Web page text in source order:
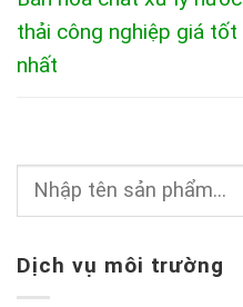
thải công nghiệp giá tốt
nhất
Dịch vụ môi trường